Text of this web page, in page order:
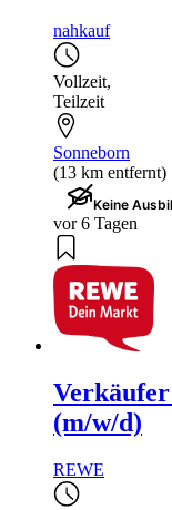
nahkauf
Vollzeit,
Teilzeit
Sonneborn
(13 km entfernt)
Keine
vor 6 Tagen
(m/w/d)
REWE